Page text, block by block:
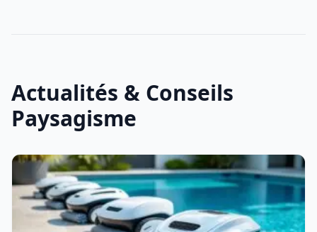
Actualités & Conseils
Paysagisme